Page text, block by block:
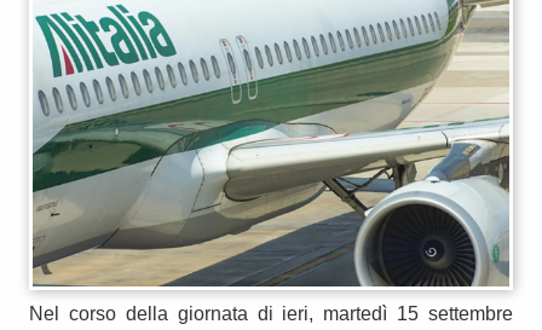
Nel corso della giornata di ieri, martedì 15 settembre